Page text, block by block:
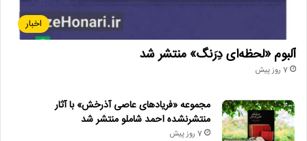
اخبار
آلبوم «لحظه‌ای دِرَنگ» منتشر شد
7 روز پیش
مجموعه «فریادهای عاصی آذرخش» با آثار
منتشرنشده احمد شاملو منتشر شد
7 روز پیش